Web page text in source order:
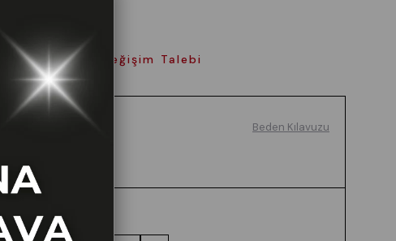
Kolay İade Değişim Talebi
Beden
Beden Kılavuzu